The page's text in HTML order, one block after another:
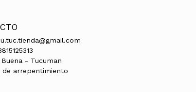
Buena - Tucuman
de arrepentimiento